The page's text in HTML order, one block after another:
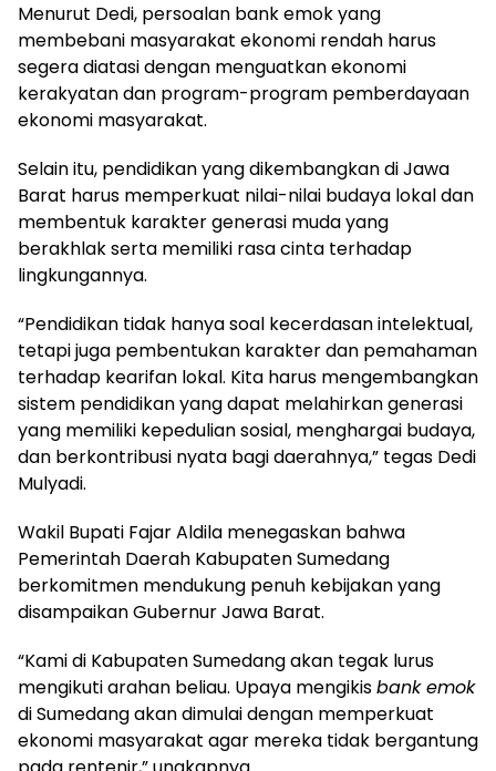
Menurut Dedi, persoalan bank emok yang
membebani masyarakat ekonomi rendah harus
segera diatasi dengan menguatkan ekonomi
kerakyatan dan program-program pemberdayaan
ekonomi masyarakat.
Selain itu, pendidikan yang dikembangkan di Jawa
Barat harus memperkuat nilai-nilai budaya lokal dan
membentuk karakter generasi muda yang
berakhlak serta memiliki rasa cinta terhadap
lingkungannya.
“Pendidikan tidak hanya soal kecerdasan intelektual,
tetapi juga pembentukan karakter dan pemahaman
terhadap kearifan lokal. Kita harus mengembangkan
sistem pendidikan yang dapat melahirkan generasi
yang memiliki kepedulian sosial, menghargai budaya,
dan berkontribusi nyata bagi daerahnya,” tegas Dedi
Mulyadi.
Wakil Bupati Fajar Aldila menegaskan bahwa
Pemerintah Daerah Kabupaten Sumedang
berkomitmen mendukung penuh kebijakan yang
disampaikan Gubernur Jawa Barat.
“Kami di Kabupaten Sumedang akan tegak lurus
mengikuti arahan beliau. Upaya mengikisbank emok
di Sumedang akan dimulai dengan memperkuat
ekonomi masyarakat agar mereka tidak bergantung